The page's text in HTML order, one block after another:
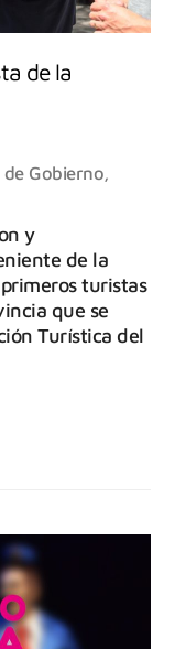
de la
Gobierno,
y
de la
turistas
que se
Turística del